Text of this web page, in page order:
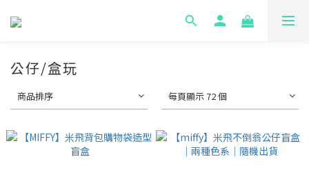
公仔/盒玩
商品排序 每頁顯示 72 個